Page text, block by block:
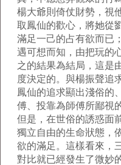
楊大爺則倚仗財勢，視
取鳳仙的歡心，將她從
滿足一己的占有欲而已
遇可想而知，由把玩的
之的結果為結局，這是
度決定的。與楊振聲追
鳳仙的追求顯出淺俗的
傅、投靠為師傅所鄙視
但是，在世俗的誘惑面
獨立自由的生命狀態，
欲的滿足。這樣看來，
對比就已經發生了微妙